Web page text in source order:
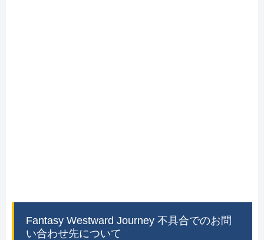
Fantasy Westward Journey 不具合でのお問
い合わせ先について